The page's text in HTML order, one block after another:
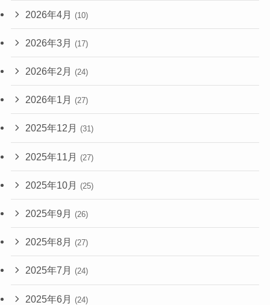
2026年4月 (10)
2026年3月 (17)
2026年2月 (24)
2026年1月 (27)
2025年12月 (31)
2025年11月 (27)
2025年10月 (25)
2025年9月 (26)
2025年8月 (27)
2025年7月 (24)
2025年6月 (24)